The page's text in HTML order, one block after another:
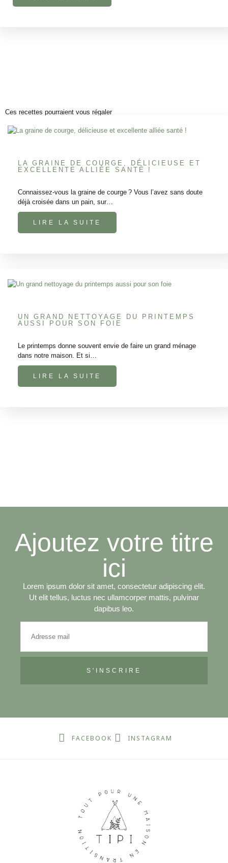
Ces recettes pourraient vous régaler
LA GRAINE DE COURGE, DÉLICIEUSE ET
EXCELLENTE ALLIÉE SANTÉ !
Connaissez-vous la graine de courge ? Vous l’avez sans doute
déjà croisée dans un pain, sur…
LIRE LA SUITE
UN GRAND NETTOYAGE DU PRINTEMPS
AUSSI POUR SON FOIE
Le printemps donne souvent envie de faire un grand ménage
dans notre maison. Et si…
LIRE LA SUITE
Ajoutez votre titre
ici
Lorem ipsum dolor sit amet, consectetur adipiscing elit.
Ut elit tellus, luctus nec ullamcorper mattis, pulvinar
dapibus leo.
S'INSCRIRE
FACEBOOK INSTAGRAM